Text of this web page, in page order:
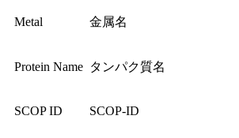
Metal 金属名
Protein Name タンパク質名
SCOP ID SCOP-ID